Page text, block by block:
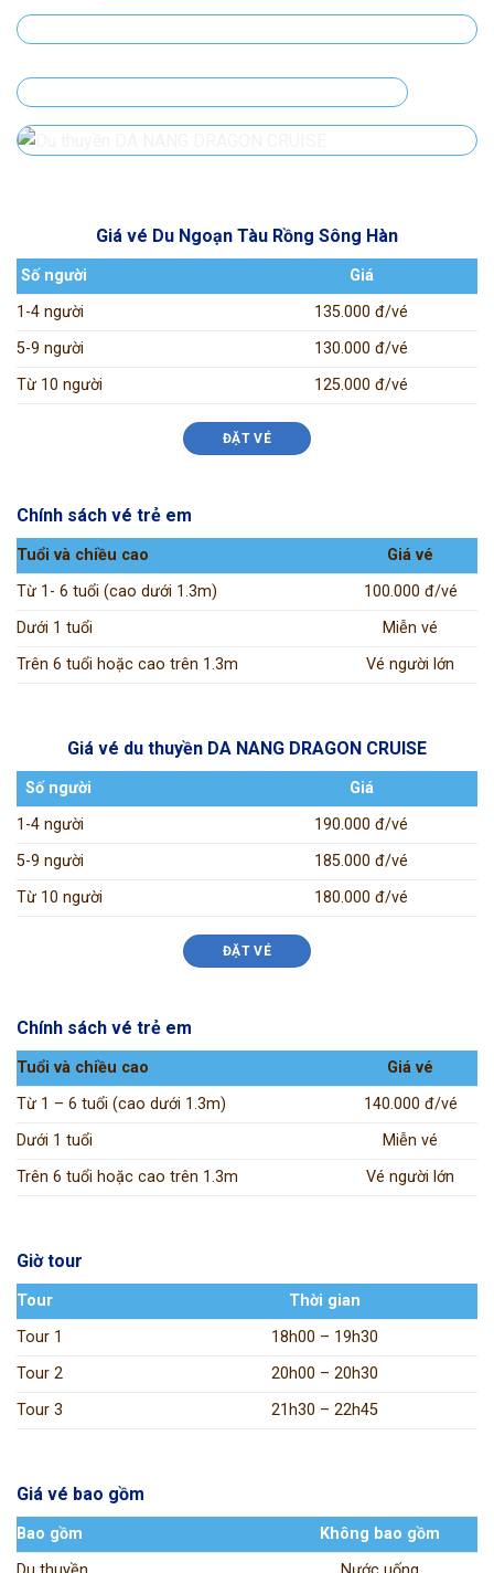
Giá vé Du Ngoạn Tàu Rồng Sông Hàn
Số người
Giá
1-4 người
135.000 đ/vé
5-9 người
130.000 đ/vé
Từ 10 người
125.000 đ/vé
ĐẶT VÉ
Chính sách vé trẻ em
Tuổi và chiều cao
Giá vé
Từ 1- 6 tuổi (cao dưới 1.3m)
100.000 đ/vé
Dưới 1 tuổi
Miễn vé
Trên 6 tuổi hoặc cao trên 1.3m
Vé người lớn
Giá vé du thuyền DA NANG DRAGON CRUISE
Số người
Giá
1-4 người
190.000 đ/vé
5-9 người
185.000 đ/vé
Từ 10 người
180.000 đ/vé
ĐẶT VÉ
Chính sách vé trẻ em
Tuổi và chiều cao
Giá vé
Từ 1 – 6 tuổi (cao dưới 1.3m)
140.000 đ/vé
Dưới 1 tuổi
Miễn vé
Trên 6 tuổi hoặc cao trên 1.3m
Vé người lớn
Giờ tour
Tour
Thời gian
Tour 1
18h00 – 19h30
Tour 2
20h00 – 20h30
Tour 3
21h30 – 22h45
Giá vé bao gồm
Bao gồm
Không bao gồm